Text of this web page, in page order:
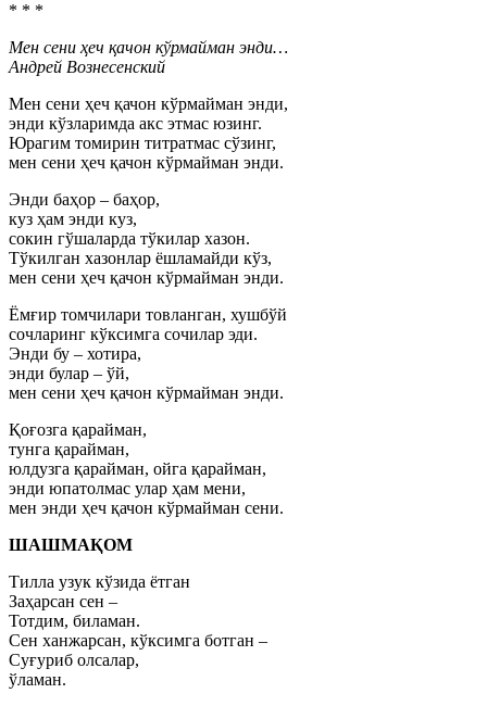
* * *
Мен сени ҳеч қачон кўрмайман энди…
Андрей Вознесенский
Мен сени ҳеч қачон кўрмайман энди,
энди кўзларимда акс этмас юзинг.
Юрагим томирин титратмас сўзинг,
мен сени ҳеч қачон кўрмайман энди.
Энди баҳор – баҳор,
куз ҳам энди куз,
сокин гўшаларда тўкилар хазон.
Тўкилган хазонлар ёшламайди кўз,
мен сени ҳеч қачон кўрмайман энди.
Ёмғир томчилари товланган, хушбўй
сочларинг кўксимга сочилар эди.
Энди бу – хотира,
энди булар – ўй,
мен сени ҳеч қачон кўрмайман энди.
Қоғозга қарайман,
тунга қарайман,
юлдузга қарайман, ойга қарайман,
энди юпатолмас улар ҳам мени,
мен энди ҳеч қачон кўрмайман сени.
ШАШМАҚОМ
Тилла узук кўзида ётган
Заҳарсан сен –
Тотдим, биламан.
Сен ханжарсан, кўксимга ботган –
Суғуриб олсалар,
ўламан.